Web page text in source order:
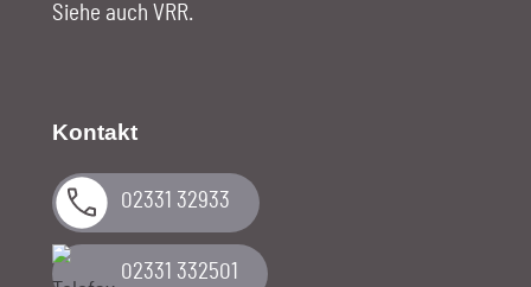
Siehe auch VRR.
Kontakt
02331 32933
02331 332501